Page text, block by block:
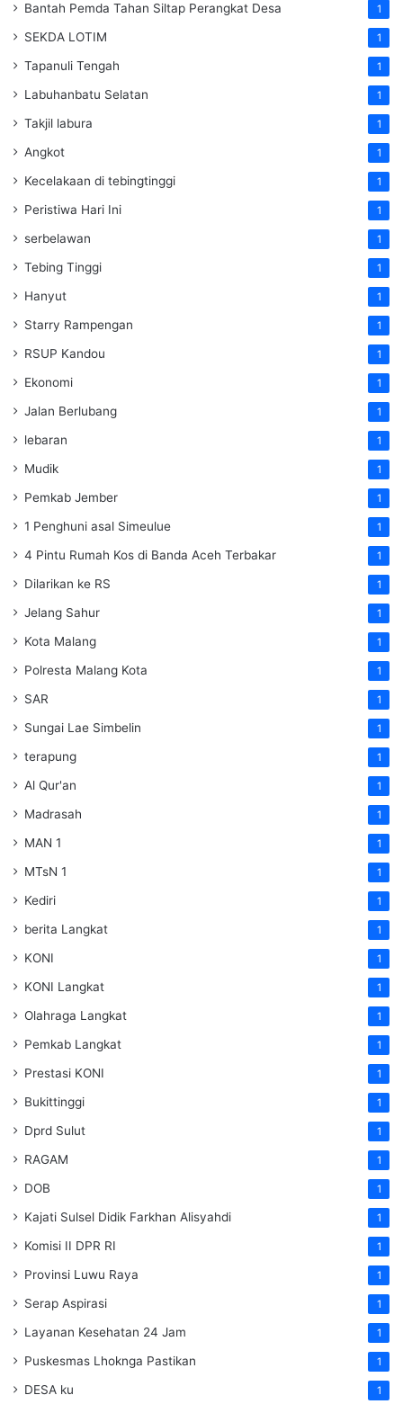
Bantah Pemda Tahan Siltap Perangkat Desa 1
SEKDA LOTIM 1
Tapanuli Tengah 1
Labuhanbatu Selatan 1
Takjil labura 1
Angkot 1
Kecelakaan di tebingtinggi 1
Peristiwa Hari Ini 1
serbelawan 1
Tebing Tinggi 1
Hanyut 1
Starry Rampengan 1
RSUP Kandou 1
Ekonomi 1
Jalan Berlubang 1
lebaran 1
Mudik 1
Pemkab Jember 1
1 Penghuni asal Simeulue 1
4 Pintu Rumah Kos di Banda Aceh Terbakar 1
Dilarikan ke RS 1
Jelang Sahur 1
Kota Malang 1
Polresta Malang Kota 1
SAR 1
Sungai Lae Simbelin 1
terapung 1
Al Qur'an 1
Madrasah 1
MAN 1 1
MTsN 1 1
Kediri 1
berita Langkat 1
KONI 1
KONI Langkat 1
Olahraga Langkat 1
Pemkab Langkat 1
Prestasi KONI 1
Bukittinggi 1
Dprd Sulut 1
RAGAM 1
DOB 1
Kajati Sulsel Didik Farkhan Alisyahdi 1
Komisi II DPR RI 1
Provinsi Luwu Raya 1
Serap Aspirasi 1
Layanan Kesehatan 24 Jam 1
Puskesmas Lhoknga Pastikan 1
DESA ku 1